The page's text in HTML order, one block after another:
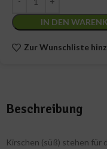
IN DEN
Zur Wunschliste
Beschreibung
Kirschen (süß) stehen für